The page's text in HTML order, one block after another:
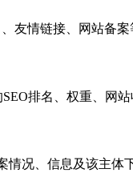
友情链接、网站备案
排名、权重、网
况、信息及该主体